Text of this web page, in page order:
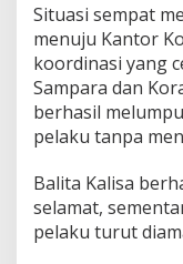
Situasi sempat
menuju Kantor
koordinasi yang
Sampara dan
berhasil
pelaku tanpa
Balita Kalisa
selamat,
pelaku turut